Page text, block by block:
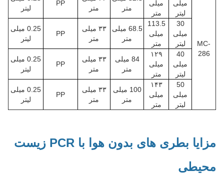
MC-
286
میلی
لیتر
میلی
متر
متر
متر
PP
لیتر
30
میلی
لیتر
113.5
میلی
متر
68.5 میلی
متر
۳۳ میلی
متر
PP
0.25 میلی
لیتر
40
میلی
لیتر
۱۲۹
میلی
متر
84 میلی
متر
۳۳ میلی
متر
PP
0.25 میلی
لیتر
50
میلی
لیتر
۱۴۳
میلی
متر
100 میلی
متر
۳۳ میلی
متر
PP
0.25 میلی
لیتر
مزایا بطری های بدون هوا با PCR زیست
محیطی